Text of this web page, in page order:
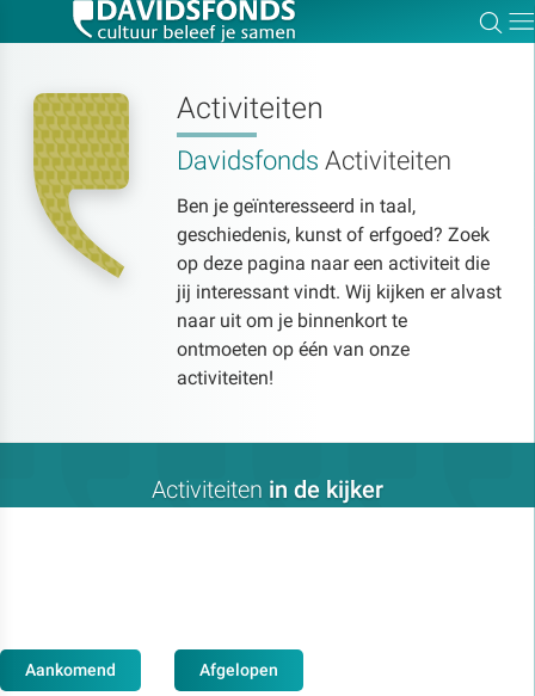
Activiteiten
Davidsfonds Activiteiten
Ben je geïnteresseerd in taal,
geschiedenis, kunst of erfgoed? Zoek
op deze pagina naar een activiteit die
jij interessant vindt. Wij kijken er alvast
naar uit om je binnenkort te
ontmoeten op één van onze
activiteiten!
Activiteiten in de kijker
Aankomend Afgelopen
Zoek:
Zoeken